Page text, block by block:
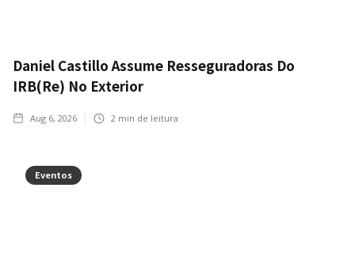
Daniel Castillo Assume Resseguradoras Do
IRB(Re) No Exterior
Aug 6, 2026 2 min de leitura
Eventos